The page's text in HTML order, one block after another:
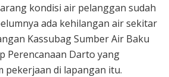
kondisi air pelanggan sudah
ada kehilangan air sekitar
Kassubag Sumber Air Baku
Perencanaan Darto yang
pekerjaan di lapangan itu.